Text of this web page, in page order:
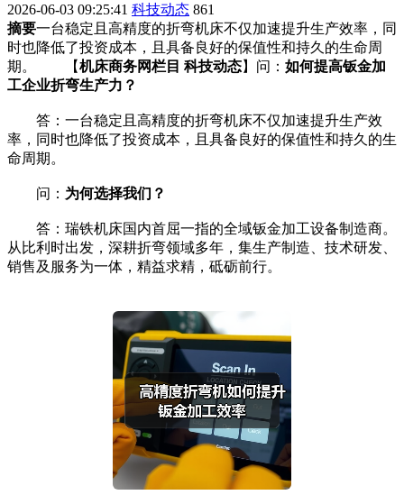
2026-06-03 09:25:41 科技动态 861
摘要一台稳定且高精度的折弯机床不仅加速提升生产效率，同
时也降低了投资成本，且具备良好的保值性和持久的生命周
期。 【机床商务网栏目 科技动态】问： 如何提高钣金加
工企业折弯生产力？
答：一台稳定且高精度的折弯机床不仅加速提升生产效
率，同时也降低了投资成本，且具备良好的保值性和持久的生
命周期。
问： 为何选择我们？
答：瑞铁机床国内首屈一指的全域钣金加工设备制造商。
从比利时出发，深耕折弯领域多年，集生产制造、技术研发、
销售及服务为一体，精益求精，砥砺前行。